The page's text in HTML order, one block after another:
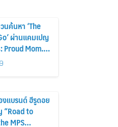
ค้นหา ‘The
ผ่านแคมเปญ
Proud Mom.
งแบรนด์ ฮีรูดอย
“Road to
MPS